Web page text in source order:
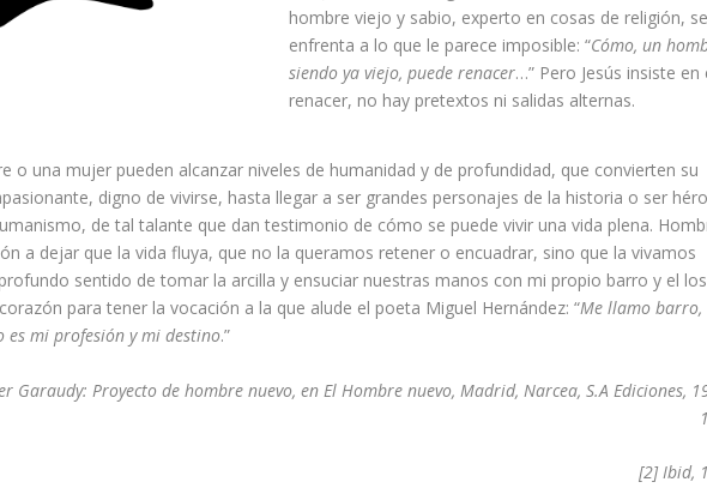
hombre viejo y sabio, experto en cosas de religión, se
enfrenta a lo que le parece imposible: “Cómo, un
siendo ya viejo, puede renacer…” Pero Jesús insiste en
renacer, no hay pretextos ni salidas alternas.
o una mujer pueden alcanzar niveles de humanidad y de profundidad, que convierten su
digno de vivirse, hasta llegar a ser grandes personajes de la historia o ser
de tal talante que dan testimonio de cómo se puede vivir una vida plena.
a dejar que la vida fluya, que no la queramos retener o encuadrar, sino que la vivamos
sentido de tomar la arcilla y ensuciar nuestras manos con mi propio barro y el los
para tener la vocación a la que alude el poeta Miguel Hernández: “Me llamo barro,
mi profesión y mi destino.”
Garaudy: Proyecto de hombre nuevo, en El Hombre nuevo, Madrid, Narcea, S.A Ediciones,
[2]Ibid,